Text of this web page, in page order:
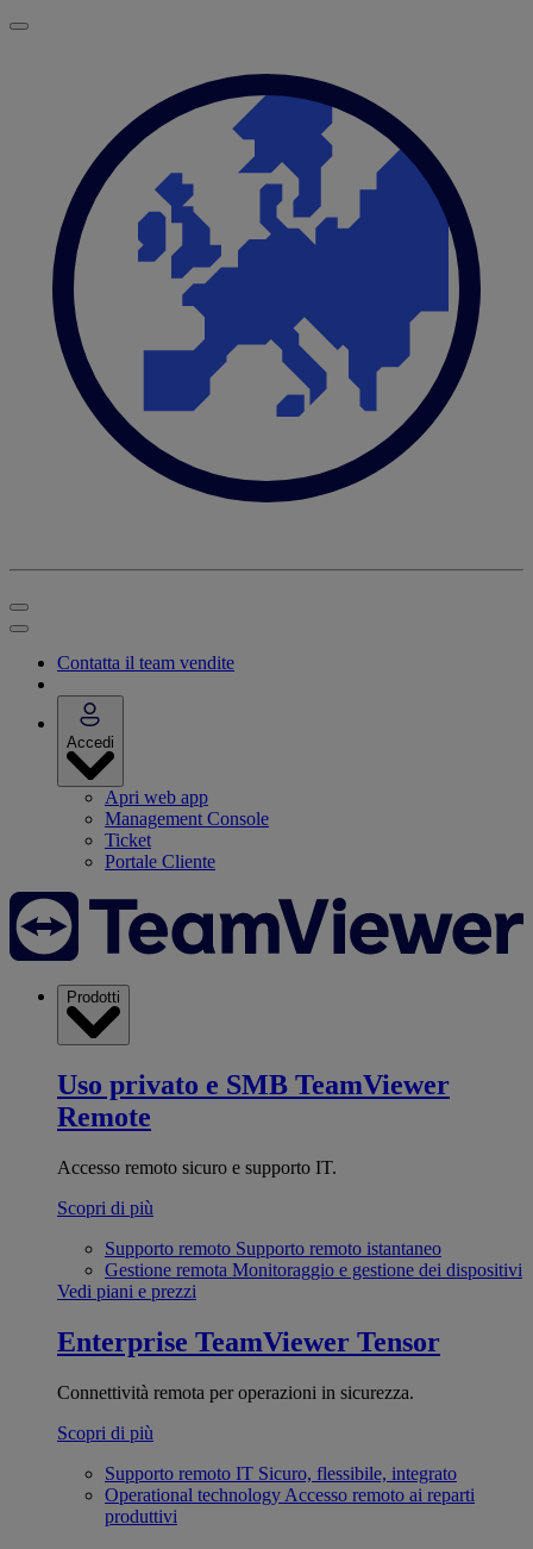
Contatta il team vendite
Accedi
Apri web app
Management Console
Ticket
Portale Cliente
Prodotti
Uso privato e SMB TeamViewer
Remote
Accesso remoto sicuro e supporto IT.
Scopri di più
Supporto remoto Supporto remoto istantaneo
Gestione remota Monitoraggio e gestione dei dispositivi
Vedi piani e prezzi
Enterprise TeamViewer Tensor
Connettività remota per operazioni in sicurezza.
Scopri di più
Supporto remoto IT Sicuro, flessibile, integrato
Operational technology Accesso remoto ai reparti
produttivi